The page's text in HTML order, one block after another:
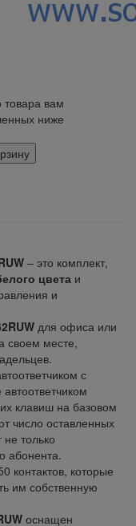
товара вам
ниже
– это комплект,
цвета и
и
для офиса или
своем месте,
с
клавиш на базовом
число оставленных
только
абонента.
контактов, которые
им собственную
оснащен